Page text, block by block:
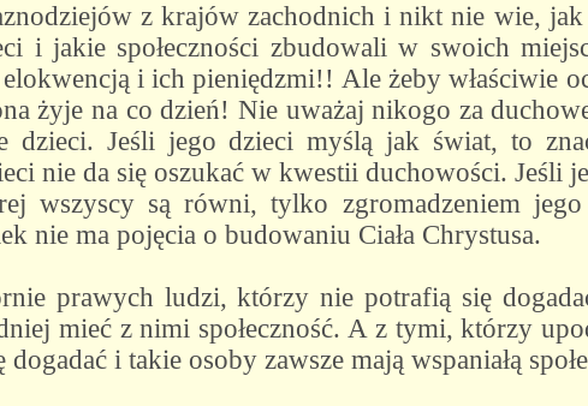
z krajów zachodnich i nikt nie wie,
i jakie społeczności zbudowali w swoich
i ich pieniędzmi!! Ale żeby właściwie
żyje na co dzień! Nie uważaj nikogo za
dzieci. Jeśli jego dzieci myślą jak świat, to
nie da się oszukać w kwestii duchowości. Jeśli
wszyscy są równi, tylko zgromadzeniem
nie ma pojęcia o budowaniu Ciała Chrystusa.
prawych ludzi, którzy nie potrafią się
mieć z nimi społeczność. A z tymi, którzy
i takie osoby zawsze mają wspaniałą